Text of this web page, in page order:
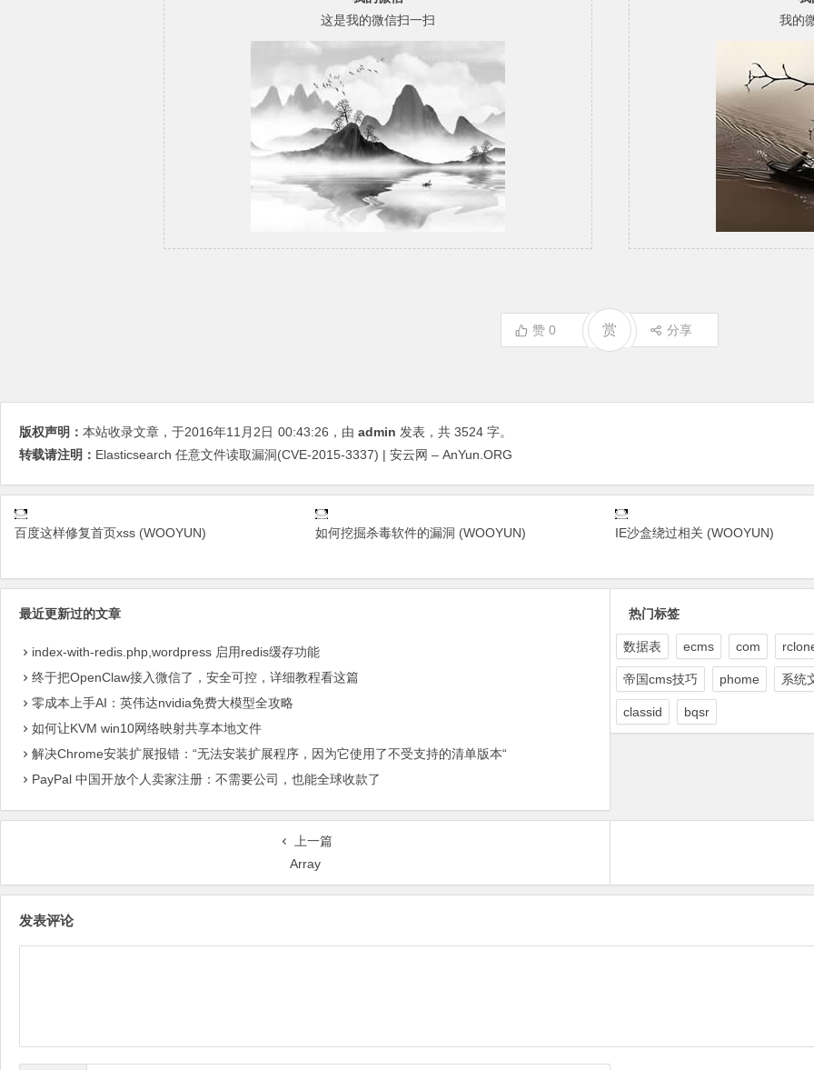
这是我的微信扫一扫
我的
赞 0 赏 分享
版权声明： 本站收录文章，于2016年11月2日 00:43:26 ，由 admin 发表，共 3524 字。
转载请注明： Elasticsearch 任意文件读取漏洞(CVE-2015-3337) | 安云网 – AnYun.ORG
百度这样修复首页xss (WOOYUN) 如何挖掘杀毒软件的漏洞 (WOOYUN) IE沙盒绕过相关 (WOOYUN)
最近更新过的文章
index-with-redis.php,wordpress 启用redis缓存功能
终于把OpenClaw接入微信了，安全可控，详细教程看这篇
零成本上手AI：英伟达nvidia免费大模型全攻略
如何让KVM win10网络映射共享本地文件
解决Chrome安装扩展报错：“无法安装扩展程序，因为它使用了不受支持的清单版本“
PayPal 中国开放个人卖家注册：不需要公司，也能全球收款了
热门标签
数据表 ecms com
帝国cms技巧 phome 系统
classid bqsr
上一篇
Array
发表评论